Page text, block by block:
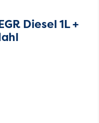
Diesel 1L +